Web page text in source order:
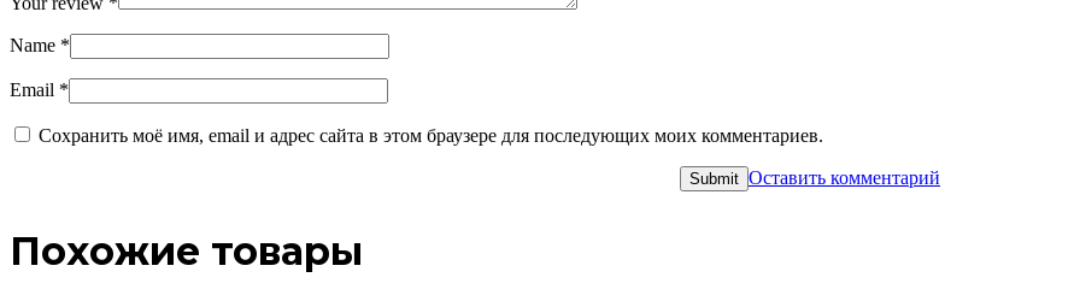
Name *
Email *
Сохранить моё имя, email и адрес сайта в этом браузере для последующих моих комментариев.
Оставить комментарий
Похожие товары